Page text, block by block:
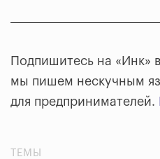
Подпишитесь на «Инк»
мы пишем нескучным
для предпринимателей.
ТЕМЫ